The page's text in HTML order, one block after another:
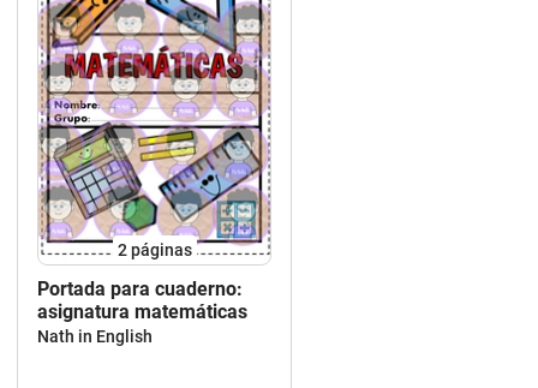
2páginas
Portada para cuaderno:
asignatura matemáticas
Nath in English